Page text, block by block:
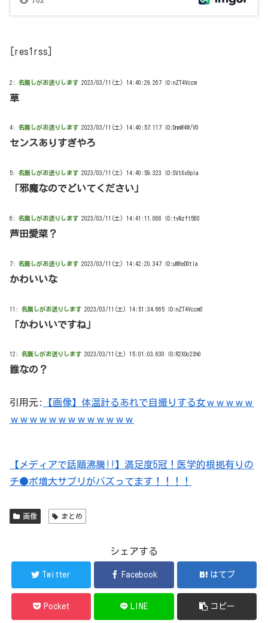
[res1rss]
2: 名無しがお送りします 2023/03/11(土) 14:40:29.267 ID:nZT4Vccm
草
4: 名無しがお送りします 2023/03/11(土) 14:40:57.117 ID:DnmW4W/V0
センスありすぎやろ
5: 名無しがお送りします 2023/03/11(土) 14:40:59.323 ID:SVtXv9pla
「邪魔なのでどいてください」
6: 名無しがお送りします 2023/03/11(土) 14:41:11.068 ID:tvNzft580
芦田愛菜？
7: 名無しがお送りします 2023/03/11(土) 14:42:20.347 ID:uW8eDOtla
かわいいな
11: 名無しがお送りします 2023/03/11(土) 14:51:34.665 ID:nZT4Vccm0
「かわいいですね」
12: 名無しがお送りします 2023/03/11(土) 15:01:03.630 ID:R2XOc23h0
誰なの？
引用元:
【画像】体温計るあれで自撮りする女ｗｗｗｗｗ
ｗｗｗｗｗｗｗｗｗｗｗｗｗ
【メディアで話題沸騰!!】満足度5冠！医学的根拠有りの
チ●ポ増大サプリがバズってます！！！！
画像 まとめ
シェアする
Twitter Facebook はてブ
Pocket LINE コピー